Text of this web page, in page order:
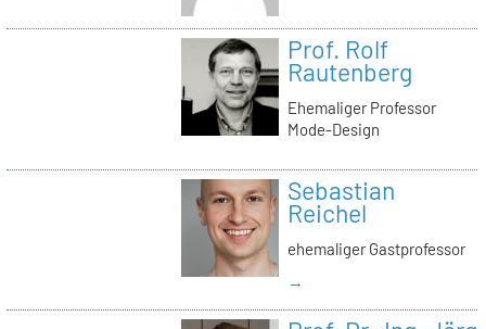
Prof. Rolf
Rautenberg
Ehemaliger Professor
Mode-Design
Sebastian
Reichel
ehemaliger Gastprofessor
→